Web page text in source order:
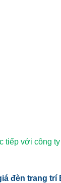
tiếp với công
đèn trang trí